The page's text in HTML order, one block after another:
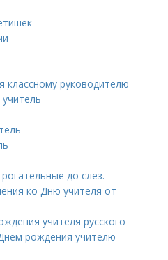
классному руководителю
до слез.
ко Дню учителя от
учителя русского
рождения учителю